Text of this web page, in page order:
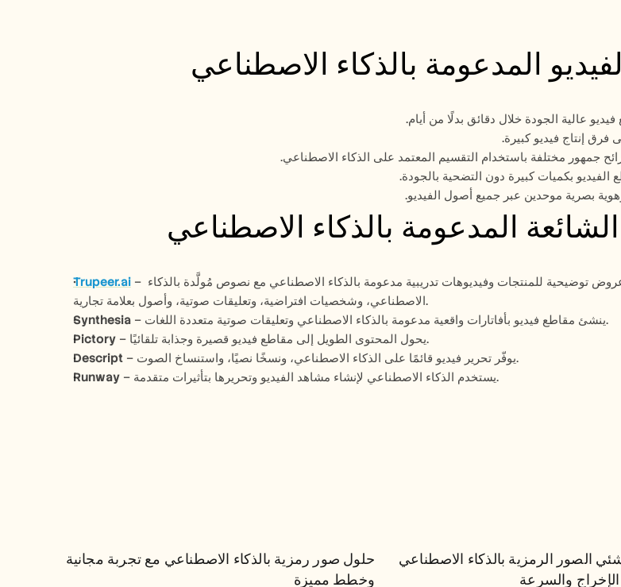
المدعومة بالذكاء الاصطناعي
عالية الجودة خلال دقائق بدلًا من أيام.
فرق إنتاج فيديو كبيرة.
جمهور مختلفة باستخدام التقسيم المعتمد على الذكاء الاصطناعي.
الفيديو بكميات كبيرة دون التضحية بالجودة.
بصرية موحدين عبر جميع أصول الفيديو.
المدعومة بالذكاء الاصطناعي
Trupeer.ai – يحول تسجيلات الشاشة إلى عروض توضيحية للمنتجات وفيديوهات تدريبية مدعومة بالذكاء الاصطناعي مع نصوص مُولَّدة بالذكاء
الاصطناعي، وشخصيات افتراضية، وتعليقات صوتية، وأصول بعلامة تجارية.
Synthesia
– ينشئ مقاطع فيديو بأفاتارات واقعية مدعومة بالذكاء الاصطناعي وتعليقات صوتية متعددة اللغات.
Pictory
– يحول المحتوى الطويل إلى مقاطع فيديو قصيرة وجذابة تلقائيًا.
Descript
– يوفّر تحرير فيديو قائمًا على الذكاء الاصطناعي، ونسخًا نصيًا، واستنساخ الصوت.
Runway
– يستخدم الذكاء الاصطناعي لإنشاء مشاهد الفيديو وتحريرها بتأثيرات متقدمة.
بالذكاء الاصطناعي حسب جودة
الإخراج والسرعة
والسرعة
وخطط مميزة
وخطط مميزة